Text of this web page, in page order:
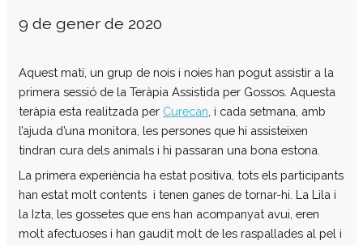
Informe auditoria comptes anuals
Contractes establerts amb l’administració
publica
Convenis subscrits amb l’administració
Subvencions i ajudes públiques
concedides
Associació de Famílies
9 de gener de 2020
Aquest matí, un grup de nois i noies han pogut assistir a la
primera sessió de la Teràpia Assistida per Gossos. Aquesta
teràpia esta realitzada per Curecan , i cada setmana, amb
l’ajuda d’una monitora, les persones que hi assisteixen
tindran cura dels animals i hi passaran una bona estona.
La primera experiència ha estat positiva, tots els participants
han estat molt contents i tenen ganes de tornar-hi. La Lila i
la Izta, les gossetes que ens han acompanyat avui, eren
molt afectuoses i han gaudit molt de les raspallades al pel i